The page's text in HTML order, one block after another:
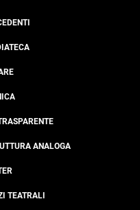
ANALOGA
TEATRALI